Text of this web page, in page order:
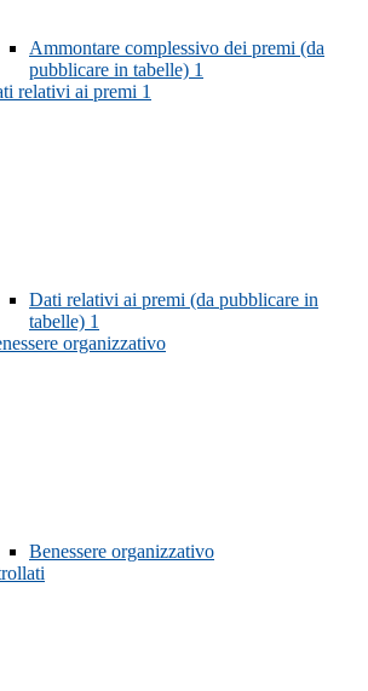
Ammontare complessivo dei premi (da
pubblicare in tabelle) 1
relativi ai premi 1
Dati relativi ai premi (da pubblicare in
tabelle) 1
organizzativo
Benessere organizzativo